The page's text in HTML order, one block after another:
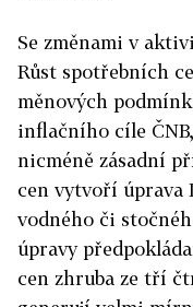
Se změnami v
Růst spotřebních
měnových
inflačního cíle
nicméně zásadní
cen vytvoří úprava
vodného či
úpravy
cen zhruba ze tří